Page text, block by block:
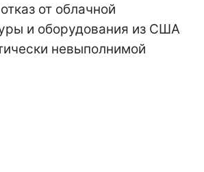
от облачной
и оборудования из США
невыполнимой